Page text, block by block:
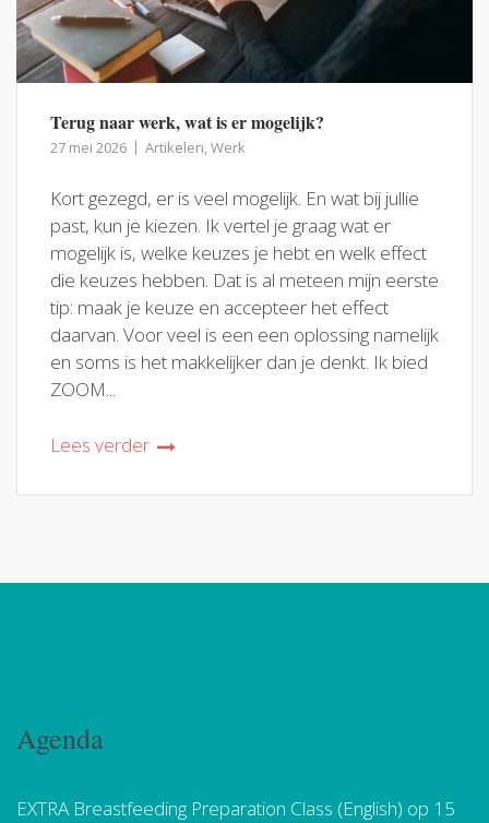
Terug naar werk, wat is er mogelijk?
27 mei 2026 Artikelen,Werk
Kort gezegd, er is veel mogelijk. En wat bij jullie
past, kun je kiezen. Ik vertel je graag wat er
mogelijk is, welke keuzes je hebt en welk effect
die keuzes hebben. Dat is al meteen mijn eerste
tip: maak je keuze en accepteer het effect
daarvan. Voor veel is een een oplossing namelijk
en soms is het makkelijker dan je denkt. Ik bied
ZOOM...
Lees verder
Agenda
EXTRA Breastfeeding Preparation Class (English) op 15